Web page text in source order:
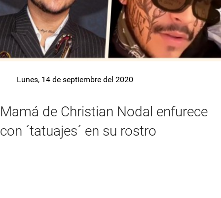
Lunes, 14 de septiembre del 2020
Mamá de Christian Nodal enfurece
con ´tatuajes´ en su rostro